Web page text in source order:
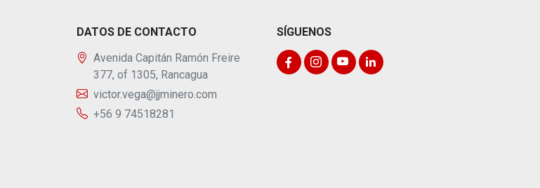
DATOS DE CONTACTO
Avenida Capitán Ramón Freire
377, of 1305, Rancagua
victor.vega@jjminero.com
+56 9 74518281
SÍGUENOS